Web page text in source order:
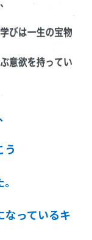
う
なっているキ